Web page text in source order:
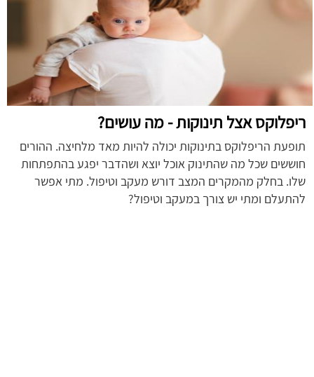
ריפלוקס אצל תינוקות - מה עושים?
תופעת הריפלוקס בתינוקות יכולה להיות מאד מלחיצה. ההורים
חוששים שכל מה שהתינוק אוכל יוצא ושהדבר יפגע בהתפתחות
שלו. בחלק מהמקרים המצב דורש מעקב וטיפול. מתי אפשר
להתעלם ומתי יש צורך במעקב וטיפול?